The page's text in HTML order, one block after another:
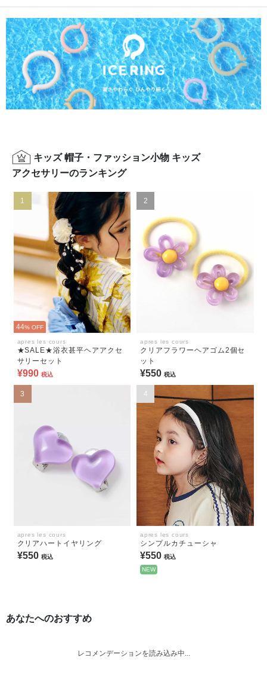
キッズ 帽子・ファッション小物 キッズ
アクセサリーのランキング
1
44% OFF
apres les cours
★SALE★浴衣甚平ヘアアクセ
サリーセット
¥990 税込
2
apres les cours
クリアフラワーヘアゴム2個セ
ット
¥550 税込
3
apres les cours
クリアハートイヤリング
¥550 税込
4
apres les cours
シンプルカチューシャ
¥550 税込
NEW
あなたへのおすすめ
レコメンデーションを読み込み中...